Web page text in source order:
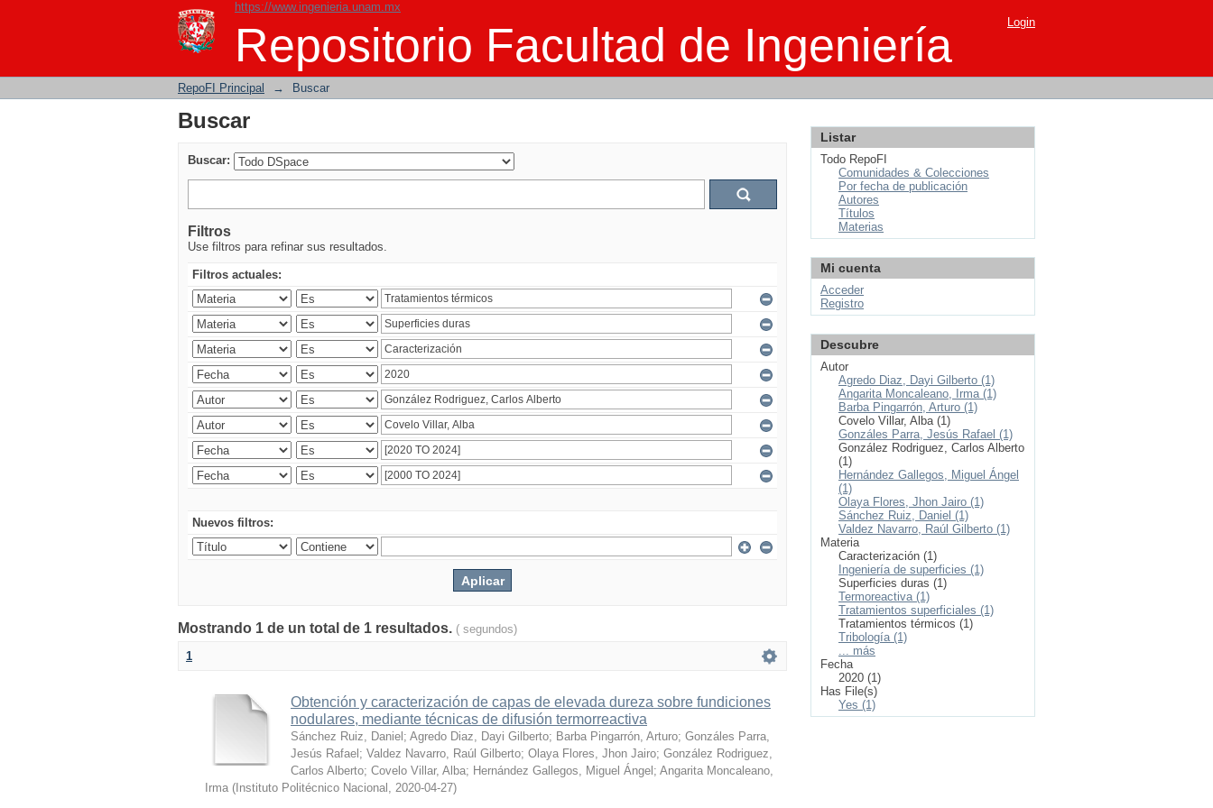
https://www.ingenieria.unam.mx
Repositorio Facultad de Ingeniería
Buscar Login
RepoFI Principal → Buscar
Buscar
Buscar:
Filtros
Use filtros para refinar sus resultados.
Filtros actuales:
Nuevos filtros:
Mostrando 1 de un total de 1 resultados. ( segundos)
1
Obtención y caracterización de capas de elevada dureza sobre fundiciones
nodulares, mediante técnicas de difusión termorreactiva
Sánchez Ruiz, Daniel ; Agredo Diaz, Dayi Gilberto; Barba Pingarrón, Arturo; Gonzáles Parra,
Jesús Rafael ; Valdez Navarro, Raúl Gilberto; Olaya Flores, Jhon Jairo; González Rodriguez,
Carlos Alberto; Covelo Villar, Alba; Hernández Gallegos, Miguel Ángel ; Angarita Moncaleano,
Irma ( Instituto Politécnico Nacional , 2020-04-27)
Listar
Todo RepoFI
Comunidades & Colecciones
Por fecha de publicación
Autores
Títulos
Materias
Mi cuenta
Acceder
Registro
Descubre
Autor
Agredo Diaz, Dayi Gilberto (1)
Angarita Moncaleano, Irma (1)
Barba Pingarrón, Arturo (1)
Covelo Villar, Alba (1)
Gonzáles Parra, Jesús Rafael (1)
González Rodriguez, Carlos Alberto
(1)
Hernández Gallegos, Miguel Ángel
(1)
Olaya Flores, Jhon Jairo (1)
Sánchez Ruiz, Daniel (1)
Valdez Navarro, Raúl Gilberto (1)
Materia
Caracterización (1)
Ingeniería de superficies (1)
Superficies duras (1)
Termoreactiva (1)
Tratamientos superficiales (1)
Tratamientos térmicos (1)
Tribología (1)
... más
Fecha
2020 (1)
Has File(s)
Yes (1)